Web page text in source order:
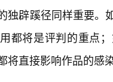
独辟蹊径同样重要。
都将是评判的重点
将直接影响作品的感